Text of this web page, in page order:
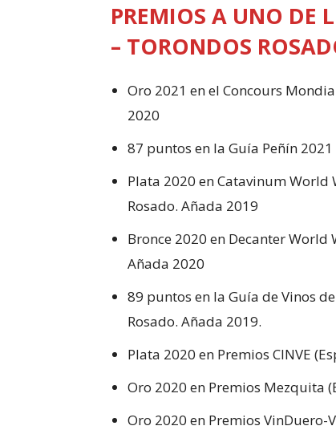
PREMIOS A UNO DE
– TORONDOS
Oro 2021 en el Concours
2020
87 puntos en la Guía Peñín 2021
Plata 2020 en Catavinum World
Rosado. Añada 2019
Bronce 2020 en Decanter World
Añada 2020
89 puntos en la Guía de Vinos
Rosado. Añada 2019.
Plata 2020 en Premios CINVE
Oro 2020 en Premios Mezquita
Oro 2020 en Premios VinDuero-